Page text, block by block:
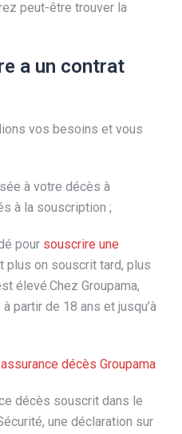
peut-être trouver la
a un contrat
vos besoins et vous
à votre décès à
à la souscription ;
pour souscrire une
plus on souscrit tard, plus
élevé.Chez Groupama,
partir de 18 ans et jusqu’à
assurance décès Groupama
décès souscrit dans le
une déclaration sur